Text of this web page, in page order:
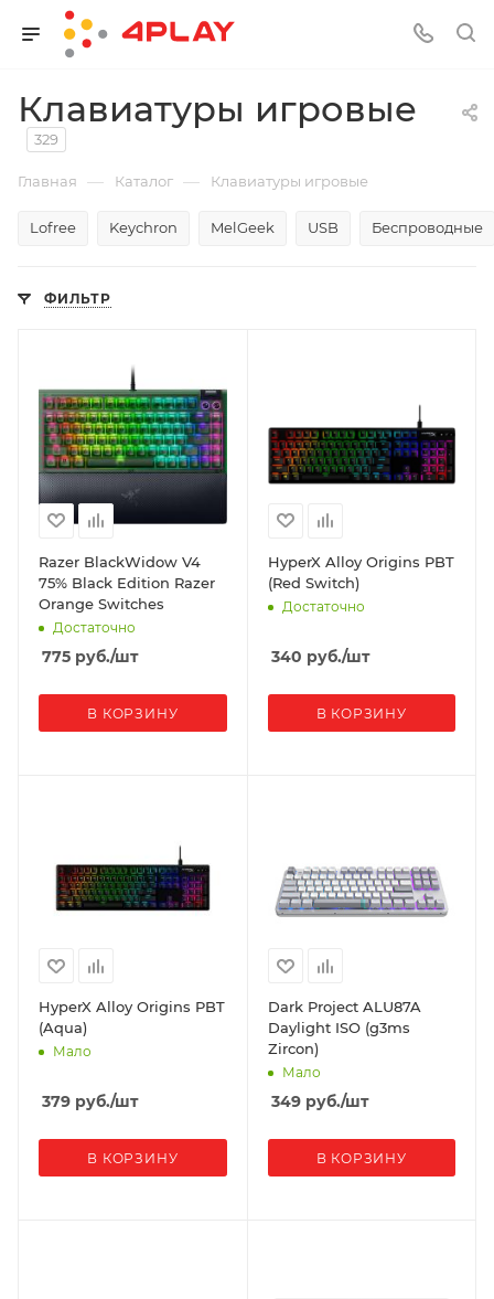
Клавиатуры игровые
329
Главная — Каталог — Клавиатуры игровые
Lofree Keychron MelGeek USB Беспроводные
ФИЛЬТР
Razer BlackWidow V4
75% Black Edition Razer
Orange Switches
Достаточно
775 руб./шт
В КОРЗИНУ
HyperX Alloy Origins PBT
(Red Switch)
Достаточно
340 руб./шт
В КОРЗИНУ
HyperX Alloy Origins PBT
(Aqua)
Мало
379 руб./шт
В КОРЗИНУ
Dark Project ALU87A
Daylight ISO (g3ms
Zircon)
Мало
349руб./шт
В КОРЗИНУ